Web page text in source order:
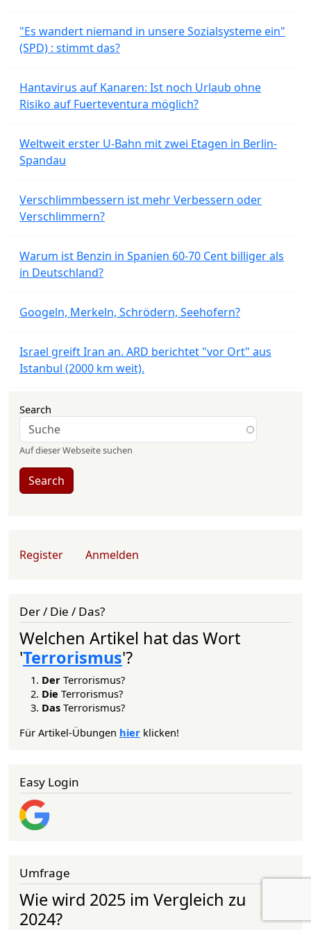
"Es wandert niemand in unsere Sozialsysteme ein"
(SPD) : stimmt das?
Hantavirus auf Kanaren: Ist noch Urlaub ohne
Risiko auf Fuerteventura möglich?
Weltweit erster U-Bahn mit zwei Etagen in Berlin-
Spandau
Verschlimmbessern ist mehr Verbessern oder
Verschlimmern?
Warum ist Benzin in Spanien 60-70 Cent billiger als
in Deutschland?
Googeln, Merkeln, Schrödern, Seehofern?
Israel greift Iran an. ARD berichtet "vor Ort" aus
Istanbul (2000 km weit).
Search
Auf dieser Webseite suchen
Search
User account menu
Register Anmelden
Der / Die / Das?
Welchen Artikel hat das Wort
'Terrorismus'?
Der Terrorismus?
Die Terrorismus?
Das Terrorismus?
Für Artikel-Übungen hier klicken!
Easy Login
Umfrage
Wie wird 2025 im Vergleich zu
2024?